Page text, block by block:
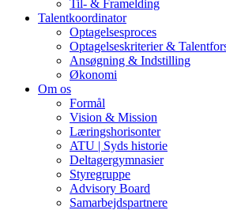
Til- & Framelding
Talentkoordinator
Optagelsesproces
Optagelseskriterier &
Ansøgning & Indstilling
Økonomi
Om os
Formål
Vision & Mission
Læringshorisonter
ATU | Syds historie
Deltagergymnasier
Styregruppe
Advisory Board
Samarbejdspartnere